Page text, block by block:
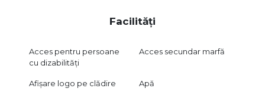
Facilități
Acces pentru persoane
cu dizabilități
Acces secundar marfă
Afișare logo pe clădire Apă